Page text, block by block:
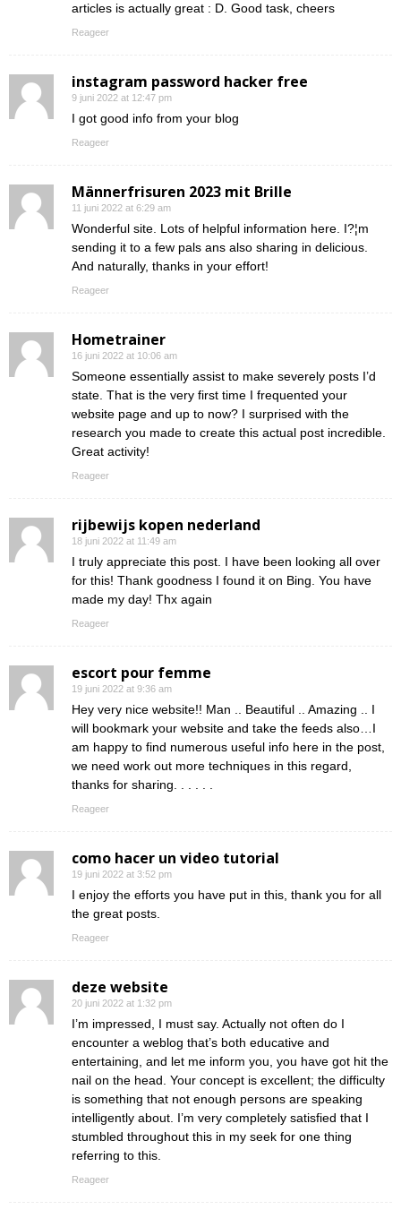
articles is actually great : D. Good task, cheers
Reageer
instagram password hacker free
9 juni 2022 at 12:47 pm
I got good info from your blog
Reageer
Männerfrisuren 2023 mit Brille
11 juni 2022 at 6:29 am
Wonderful site. Lots of helpful information here. I?¦m
sending it to a few pals ans also sharing in delicious.
And naturally, thanks in your effort!
Reageer
Hometrainer
16 juni 2022 at 10:06 am
Someone essentially assist to make severely posts I’d
state. That is the very first time I frequented your
website page and up to now? I surprised with the
research you made to create this actual post incredible.
Great activity!
Reageer
rijbewijs kopen nederland
18 juni 2022 at 11:49 am
I truly appreciate this post. I have been looking all over
for this! Thank goodness I found it on Bing. You have
made my day! Thx again
Reageer
escort pour femme
19 juni 2022 at 9:36 am
Hey very nice website!! Man .. Beautiful .. Amazing .. I
will bookmark your website and take the feeds also…I
am happy to find numerous useful info here in the post,
we need work out more techniques in this regard,
thanks for sharing. . . . . .
Reageer
como hacer un video tutorial
19 juni 2022 at 3:52 pm
I enjoy the efforts you have put in this, thank you for all
the great posts.
Reageer
deze website
20 juni 2022 at 1:32 pm
I’m impressed, I must say. Actually not often do I
encounter a weblog that’s both educative and
entertaining, and let me inform you, you have got hit the
nail on the head. Your concept is excellent; the difficulty
is something that not enough persons are speaking
intelligently about. I’m very completely satisfied that I
stumbled throughout this in my seek for one thing
referring to this.
Reageer